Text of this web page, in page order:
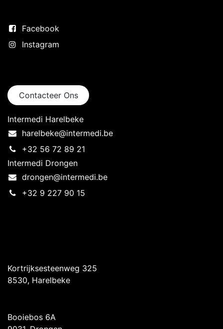
Facebook
Instagram
Contacteer Ons
Intermedi Harelbeke
harelbeke@intermedi.be
+32 56 72 89 21
Intermedi Drongen
drongen@intermedi.be
+32 9 227 90 15
Kortrijksesteenweg 325
8530, Harelbeke
Booiebos 6A